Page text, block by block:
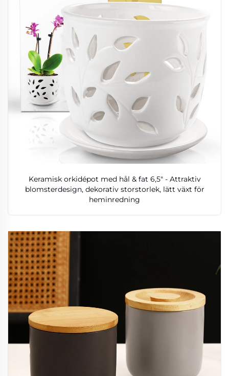
Keramisk orkidépot med hål & fat 6,5" - Attraktiv
blomsterdesign, dekorativ storstorlek, lätt växt för
heminredning